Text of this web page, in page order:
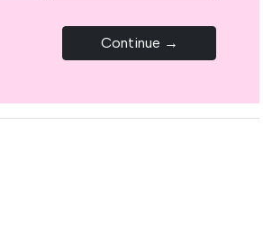
Continue →